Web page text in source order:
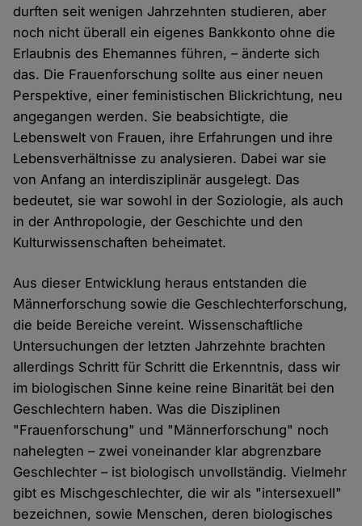
durften seit wenigen Jahrzehnten studieren, aber
noch nicht überall ein eigenes Bankkonto ohne die
Erlaubnis des Ehemannes führen, – änderte sich
das. Die Frauenforschung sollte aus einer neuen
Perspektive, einer feministischen Blickrichtung, neu
angegangen werden. Sie beabsichtigte, die
Lebenswelt von Frauen, ihre Erfahrungen und ihre
Lebensverhältnisse zu analysieren. Dabei war sie
von Anfang an interdisziplinär ausgelegt. Das
bedeutet, sie war sowohl in der Soziologie, als auch
in der Anthropologie, der Geschichte und den
Kulturwissenschaften beheimatet.
Aus dieser Entwicklung heraus entstanden die
Männerforschung sowie die Geschlechterforschung,
die beide Bereiche vereint. Wissenschaftliche
Untersuchungen der letzten Jahrzehnte brachten
allerdings Schritt für Schritt die Erkenntnis, dass wir
im biologischen Sinne keine reine Binarität bei den
Geschlechtern haben. Was die Disziplinen
"Frauenforschung" und "Männerforschung" noch
nahelegten – zwei voneinander klar abgrenzbare
Geschlechter – ist biologisch unvollständig. Vielmehr
gibt es Mischgeschlechter, die wir als "intersexuell"
bezeichnen, sowie Menschen, deren biologisches